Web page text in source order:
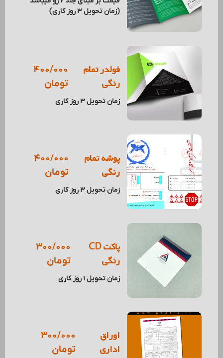
(زمان تحویل 3 روز کاری)
فولدر تمام
رنگی
400/000
تومان
زمان تحویل 3 روز کاری
پوشه تمام
رنگی
400/000
تومان
زمان تحویل 3 روز کاری
پاکت CD
رنگی
300/000
تومان
زمان تحویل 1 روز کاری
اوراق
اداری
300/000
تومان